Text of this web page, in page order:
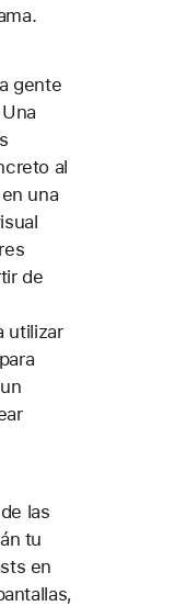
gente
al
una
de
utilizar
las
tu
en